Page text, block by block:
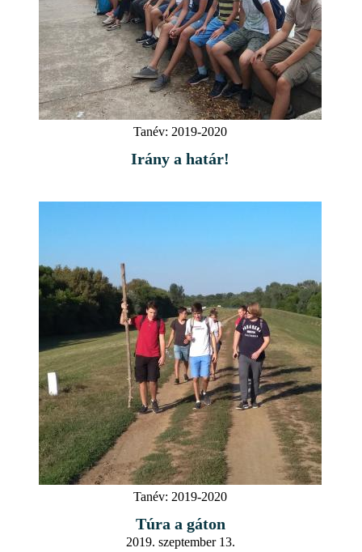
Tanév: 2019-2020
Irány a határ!
Tanév: 2019-2020
Túra a gáton
2019. szeptember 13.